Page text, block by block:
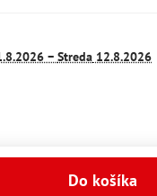
− Streda 12.8.2026
Do košíka